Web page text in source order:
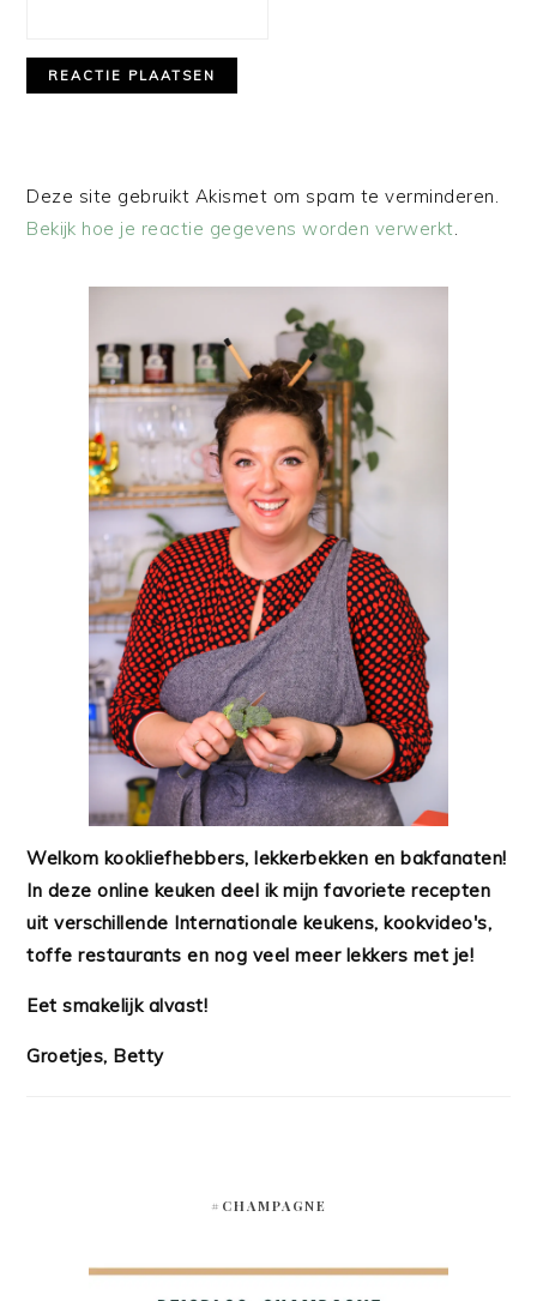
Deze site gebruikt Akismet om spam te verminderen.
Bekijk hoe je reactie gegevens worden verwerkt.
Welkom kookliefhebbers, lekkerbekken en bakfanaten!
In deze online keuken deel ik mijn favoriete recepten
uit verschillende Internationale keukens, kookvideo's,
toffe restaurants en nog veel meer lekkers met je!
Eet smakelijk alvast!
Groetjes, Betty
#CHAMPAGNE